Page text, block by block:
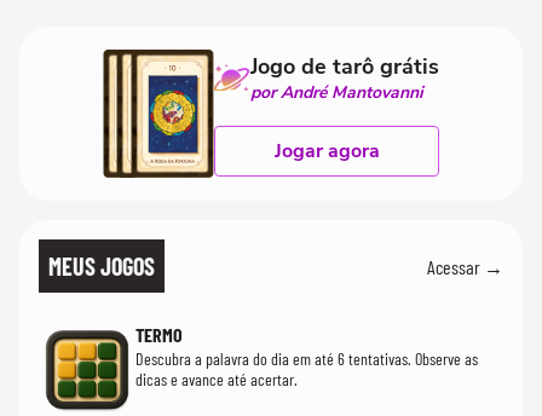
Jogo de tarô grátis
por André Mantovanni
Jogar agora
MEUS JOGOS Acessar →
TERMO
Descubra a palavra do dia em até 6 tentativas. Observe as
dicas e avance até acertar.